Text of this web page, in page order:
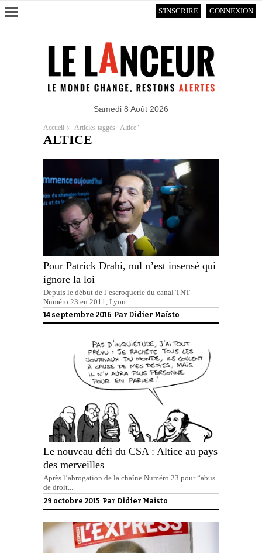
S'INSCRIRE CONNEXION
Samedi 8 Août 2026
Accueil Articles taggés "Altice"
ALTICE
Pour Patrick Drahi, nul n’est insensé qui
ignore la loi
Depuis le début de l’escroquerie du canal TNT
Numéro 23 en 2011, Lyon...
14 septembre 2016 Par Didier Maïsto
Le nouveau défi du CSA : Altice au pays
des merveilles
Après l’abrogation de la chaîne Numéro 23 pour “abus
de droit...
29 octobre 2015 Par Didier Maïsto